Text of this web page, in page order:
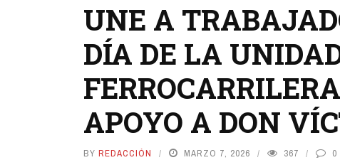
UNE A
DÍA DE LA
APOYO A DON
BY REDACCIÓN MARZO 7, 2026 367 0